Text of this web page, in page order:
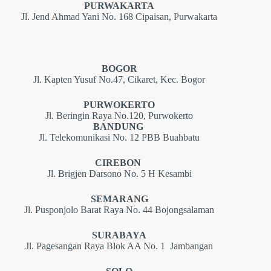
PURWAKARTA
Jl. Jend Ahmad Yani No. 168 Cipaisan, Purwakarta
BOGOR
Jl. Kapten Yusuf No.47, Cikaret, Kec. Bogor
PURWOKERTO
Jl. Beringin Raya No.120, Purwokerto
BANDUNG
Jl. Telekomunikasi No. 12 PBB Buahbatu
CIREBON
Jl. Brigjen Darsono No. 5 H Kesambi
SEMARANG
Jl. Pusponjolo Barat Raya No. 44 Bojongsalaman
SURABAYA
Jl. Pagesangan Raya Blok AA No. 1 Jambangan